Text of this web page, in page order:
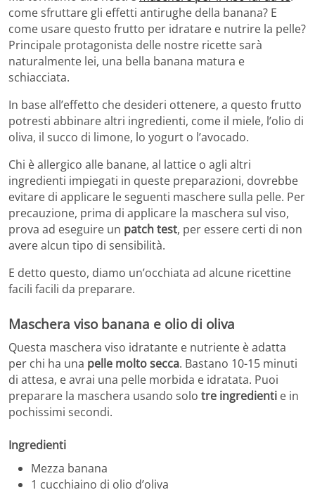
come sfruttare gli effetti antirughe della banana? E
come usare questo frutto per idratare e nutrire la pelle?
Principale protagonista delle nostre ricette sarà
naturalmente lei, una bella banana matura e
schiacciata.
In base all’effetto che desideri ottenere, a questo frutto
potresti abbinare altri ingredienti, come il miele, l’olio di
oliva, il succo di limone, lo yogurt o l’avocado.
Chi è allergico alle banane, al lattice o agli altri
ingredienti impiegati in queste preparazioni, dovrebbe
evitare di applicare le seguenti maschere sulla pelle. Per
precauzione, prima di applicare la maschera sul viso,
prova ad eseguire un patch test, per essere certi di non
avere alcun tipo di sensibilità.
E detto questo, diamo un’occhiata ad alcune ricettine
facili facili da preparare.
Maschera viso banana e olio di oliva
Questa maschera viso idratante e nutriente è adatta
per chi ha una pelle molto secca. Bastano 10-15 minuti
di attesa, e avrai una pelle morbida e idratata. Puoi
preparare la maschera usando solo tre ingredienti e in
pochissimi secondi.
Ingredienti
Mezza banana
1 cucchiaino di olio d’oliva